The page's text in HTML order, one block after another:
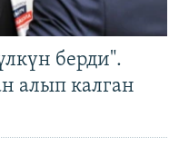
берди".
алып калган